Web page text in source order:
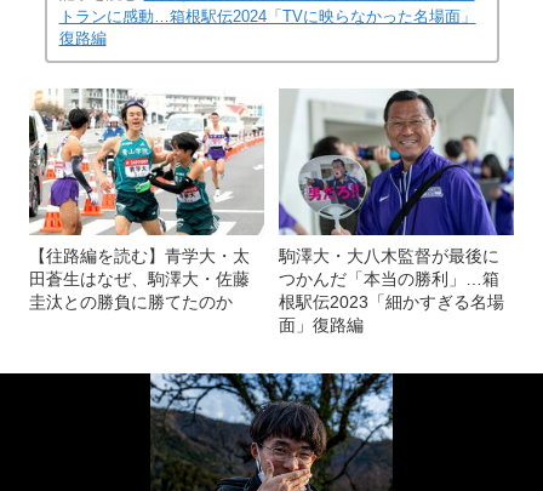
トランに感動…箱根駅伝2024「TVに映らなかった名場面」
復路編
【往路編を読む】青学大・太
田蒼生はなぜ、駒澤大・佐藤
圭汰との勝負に勝てたのか
駒澤大・大八木監督が最後に
つかんだ「本当の勝利」…箱
根駅伝2023「細かすぎる名場
面」復路編